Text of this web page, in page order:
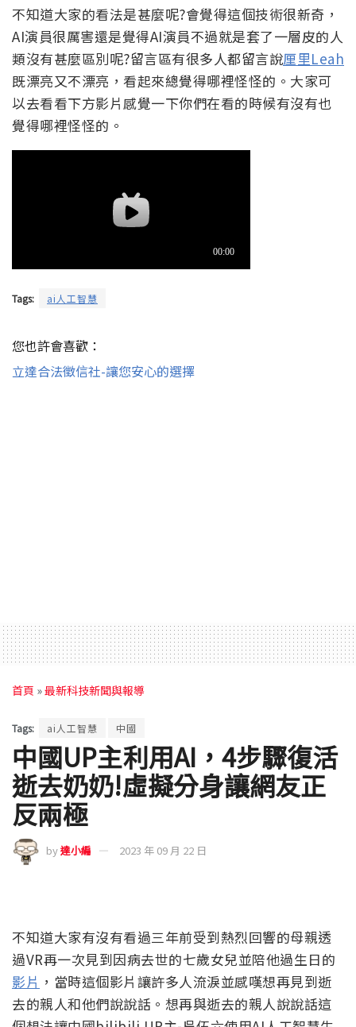
不知道大家的看法是甚麼呢?會覺得這個技術很新奇，
AI演員很厲害還是覺得AI演員不過就是套了一層皮的人
類沒有甚麼區別呢?留言區有很多人都留言說厘里Leah
既漂亮又不漂亮，看起來總覺得哪裡怪怪的。大家可
以去看看下方影片感覺一下你們在看的時候有沒有也
覺得哪裡怪怪的。
Tags: ai人工智慧
您也許會喜歡：
立達合法徵信社-讓您安心的選擇
首頁 »最新科技新聞與報導
Tags: ai人工智慧 中國
中國UP主利用AI，4步驟復活
逝去奶奶!虛擬分身讓網友正
反兩極
by達小編 2023 年 09 月 22 日
不知道大家有沒有看過三年前受到熱烈回響的母親透
過VR再一次見到因病去世的七歲女兒並陪他過生日的
影片 ，當時這個影片讓許多人流淚並感嘆想再見到逝
去的親人和他們說說話。想再與逝去的親人說說話這